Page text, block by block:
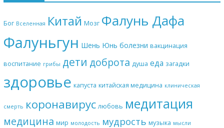
Бог Вселенная Китай Мозг Фалунь Дафа
Фалуньгун Шень Юнь болезни вакцинация
воспитание грибы дети доброта душа еда загадки
здоровье капуста китайская медицина клиническая
смерть коронавирус любовь медитация
медицина мир молодость мудрость музыка мысли